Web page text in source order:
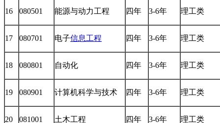
16 080501 能源与动力工程 四年 3-6年 理工类
17 080701 电子信息工程 四年 3-6年 理工类
18 080801 自动化 四年 3-6年 理工类
19 080901 计算机科学与技术 四年 3-6年 理工类
20 081001 土木工程 四年 3-6年 理工类